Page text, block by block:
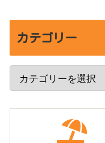
カテゴリー